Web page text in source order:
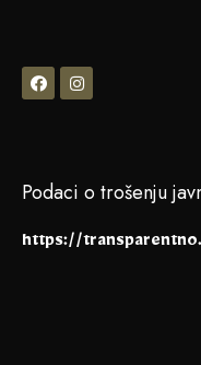
Podaci o trošenju
https://